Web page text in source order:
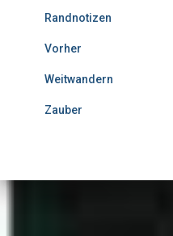
Randnotizen
Vorher
Weitwandern
Zauber